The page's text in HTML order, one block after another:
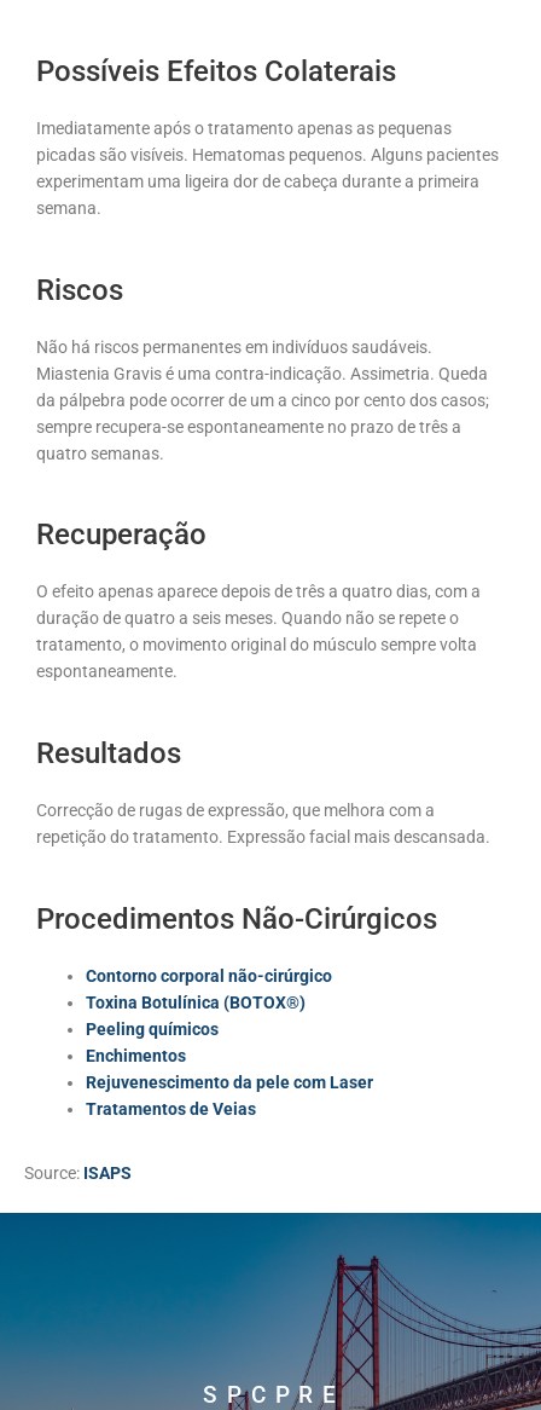
Possíveis Efeitos Colaterais
Imediatamente após o tratamento apenas as pequenas
picadas são visíveis. Hematomas pequenos. Alguns pacientes
experimentam uma ligeira dor de cabeça durante a primeira
semana.
Riscos
Não há riscos permanentes em indivíduos saudáveis.
Miastenia Gravis é uma contra-indicação. Assimetria. Queda
da pálpebra pode ocorrer de um a cinco por cento dos casos;
sempre recupera-se espontaneamente no prazo de três a
quatro semanas.
Recuperação
O efeito apenas aparece depois de três a quatro dias, com a
duração de quatro a seis meses. Quando não se repete o
tratamento, o movimento original do músculo sempre volta
espontaneamente.
Resultados
Correcção de rugas de expressão, que melhora com a
repetição do tratamento. Expressão facial mais descansada.
Procedimentos Não-Cirúrgicos
Contorno corporal não-cirúrgico
Toxina Botulínica (BOTOX®)
Peeling químicos
Enchimentos
Rejuvenescimento da pele com Laser
Tratamentos de Veias
Source: ISAPS
S P C P R E